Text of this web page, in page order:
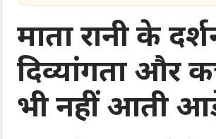
माता रानी के
दिव्यांगता और
भी नहीं आती